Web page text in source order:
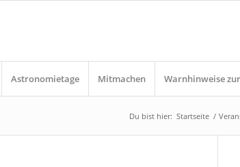
Astronomietage Mitmachen Warnhinweise
Du bist hier: Startseite /